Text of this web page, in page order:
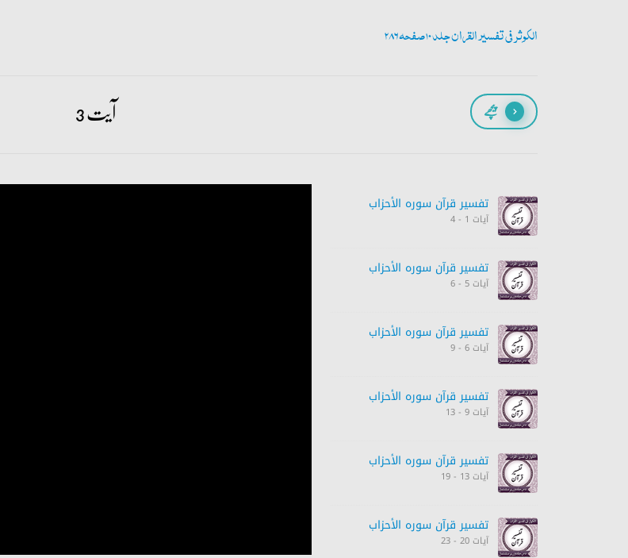
الکوثر فی تفسیر القران جلد 10 صفحہ 286
پیچھے آیت 3
تفسیر قرآن سورہ ‎الأحزاب‎
آیات 1 - 4
تفسیر قرآن سورہ ‎الأحزاب‎
آیات 5 - 6
تفسیر قرآن سورہ ‎الأحزاب‎
آیات 6 - 9
تفسیر قرآن سورہ ‎الأحزاب‎
آیات 9 - 13
تفسیر قرآن سورہ ‎الأحزاب‎
آیات 13 - 19
تفسیر قرآن سورہ ‎الأحزاب‎
آیات 20 - 23